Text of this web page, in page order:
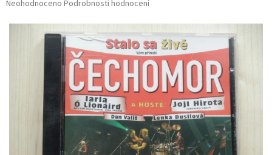
Průměrné
produktu
hvězdiček.
Neohodnoceno Podrobnosti hodnocení